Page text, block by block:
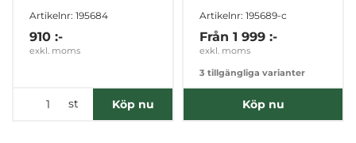
arbetsbord
Artikelnr: 195684
910 :-
exkl. moms
st Köp nu
Artikelnr: 195689-c
Från 1 999 :-
exkl. moms
3 tillgängliga varianter
Köp nu